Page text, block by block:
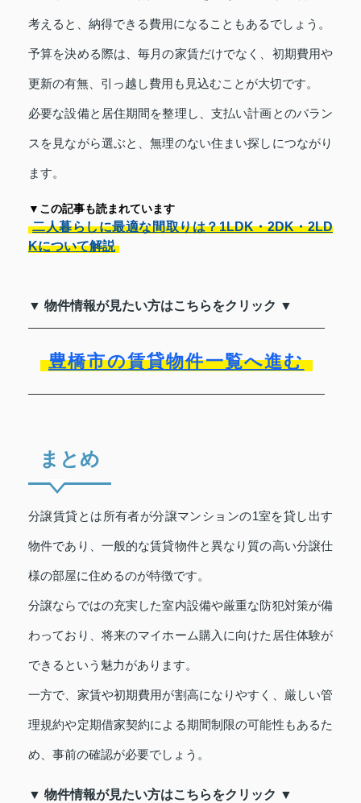
考えると、納得できる費用になることもあるでしょう。
予算を決める際は、毎月の家賃だけでなく、初期費用や
更新の有無、引っ越し費用も見込むことが大切です。
必要な設備と居住期間を整理し、支払い計画とのバラン
スを見ながら選ぶと、無理のない住まい探しにつながり
ます。
▼この記事も読まれています
二人暮らしに最適な間取りは？1LDK・2DK・2LD
Kについて解説
▼ 物件情報が見たい方はこちらをクリック ▼
豊橋市の賃貸物件一覧へ進む
まとめ
分譲賃貸とは所有者が分譲マンションの1室を貸し出す
物件であり、一般的な賃貸物件と異なり質の高い分譲仕
様の部屋に住めるのが特徴です。
分譲ならではの充実した室内設備や厳重な防犯対策が備
わっており、将来のマイホーム購入に向けた居住体験が
できるという魅力があります。
一方で、家賃や初期費用が割高になりやすく、厳しい管
理規約や定期借家契約による期間制限の可能性もあるた
め、事前の確認が必要でしょう。
▼ 物件情報が見たい方はこちらをクリック ▼